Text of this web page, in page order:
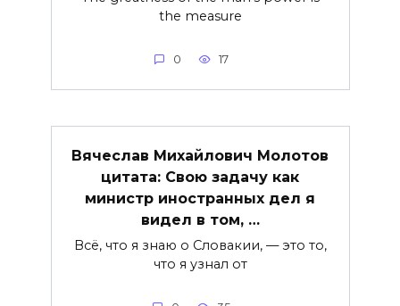
the measure
0 17
Вячеслав Михайлович Молотов
цитата: Свою задачу как
министр иностранных дел я
видел в том, …
Всё, что я знаю о Словакии, — это то,
что я узнал от